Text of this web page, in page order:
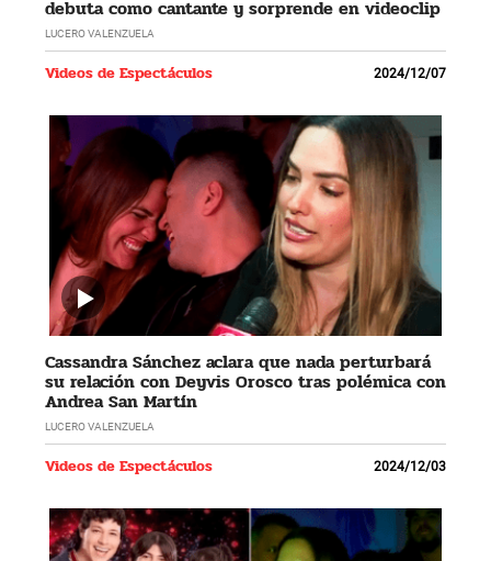
debuta como cantante y sorprende en videoclip
LUCERO VALENZUELA
Videos de Espectáculos 2024/12/07
Cassandra Sánchez aclara que nada perturbará
su relación con Deyvis Orosco tras polémica con
Andrea San Martín
LUCERO VALENZUELA
Videos de Espectáculos 2024/12/03